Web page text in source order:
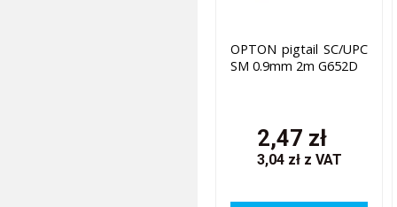
OPTON pigtail SC/UPC
SM 0.9mm 2m G652D
2,47 zł
3,04 zł z VAT